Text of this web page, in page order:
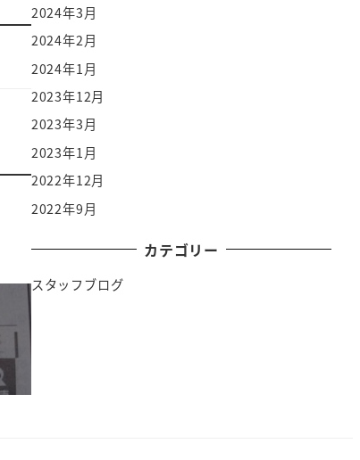
2024年3月
2024年2月
2024年1月
2023年12月
2023年3月
2023年1月
2022年12月
2022年9月
カテゴリー
スタッフブログ